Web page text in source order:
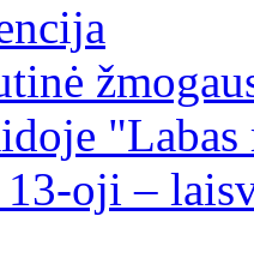
13-oji –